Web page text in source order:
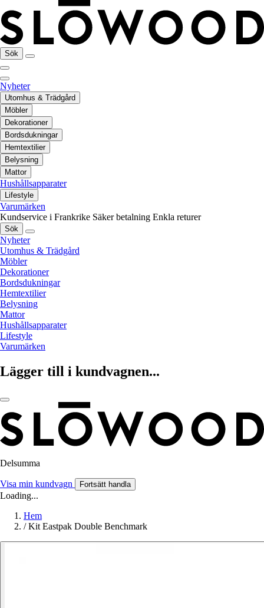
Sök
Nyheter
Utomhus & Trädgård
Möbler
Dekorationer
Bordsdukningar
Hemtextilier
Belysning
Mattor
Hushållsapparater
Lifestyle
Varumärken
Kundservice i Frankrike Säker betalning Enkla returer
Sök
Nyheter
Utomhus & Trädgård
Möbler
Dekorationer
Bordsdukningar
Hemtextilier
Belysning
Mattor
Hushållsapparater
Lifestyle
Varumärken
Lägger till i kundvagnen...
Delsumma
Visa min kundvagn Fortsätt handla
Loading...
Hem
/ Kit Eastpak Double Benchmark